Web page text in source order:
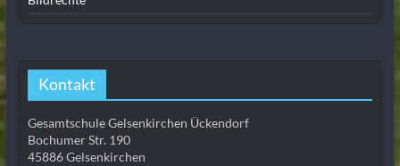
Kontakt
Gesamtschule Gelsenkirchen Ückendorf
Bochumer Str. 190
45886 Gelsenkirchen